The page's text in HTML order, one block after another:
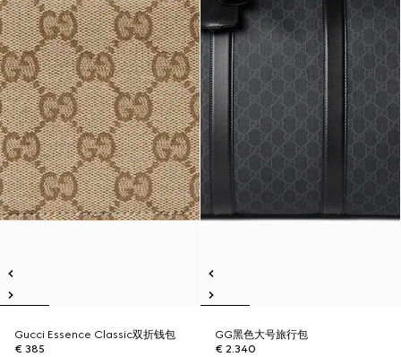
Gucci Essence Classic双折钱包
€ 385
GG黑色大号旅行包
€ 2.340